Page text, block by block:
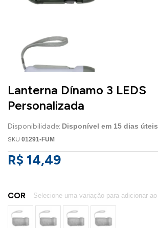
Lanterna Dínamo 3 LEDS
Personalizada
Disponibilidade: Disponível em 15 dias úteis
SKU 01291-FUM
R$ 14,49
COR